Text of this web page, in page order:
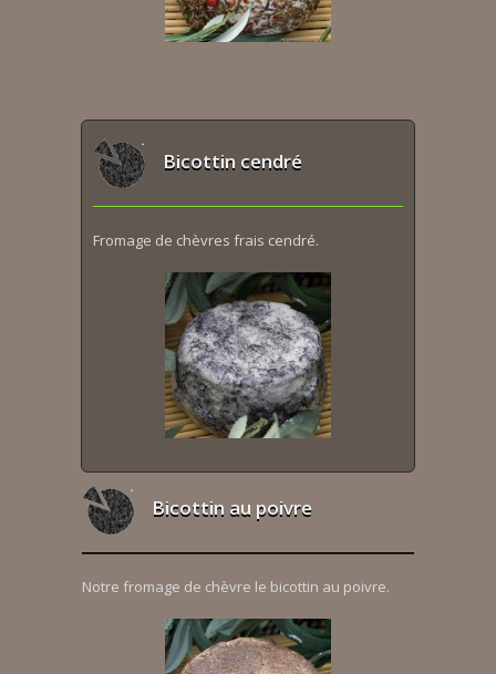
Bicottin cendré
Fromage de chèvres frais cendré.
Bicottin au poivre
Notre fromage de chèvre le bicottin au poivre.